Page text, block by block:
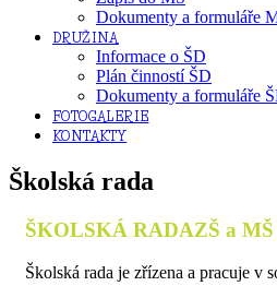
Dokumenty a formuláře
DRUŽINA
Informace o ŠD
Plán činností ŠD
Dokumenty a formuláře
FOTOGALERIE
KONTAKTY
Školská rada
ŠKOLSKÁ RADAZŠ a
Školská rada je zřízena a pracuje v